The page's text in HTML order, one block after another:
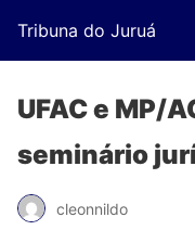
Tribuna do Juruá
UFAC e MP/
seminário
cleonnildo